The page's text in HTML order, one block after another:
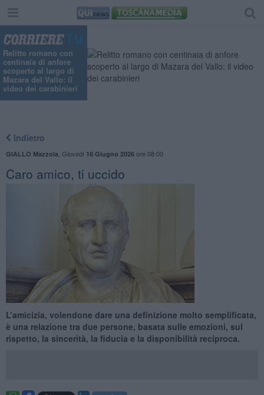
Relitto romano con
centinaia di anfore
scoperto al largo di
Mazara del Vallo: il
video dei carabinieri
Indietro
GIALLO Mazzola Giovedì 18 Giugno 2026ore 08:00
Caro amico, ti uccido
L’amicizia, volendone dare una definizione molto semplificata,
è una relazione tra due persone, basata sulle emozioni, sul
rispetto, la sincerità, la fiducia e la disponibilità reciproca.